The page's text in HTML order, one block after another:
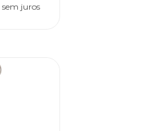
sem juros